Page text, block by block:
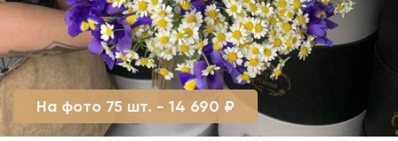
На фото 75 шт. - 14 690 ₽